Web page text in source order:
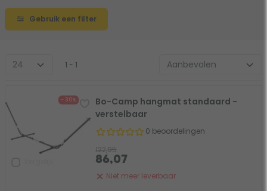
Gebruik een filter
1 - 1
- 30%
Bo-Camp hangmat standaard -
verstelbaar
0 beoordelingen
Niet meer leverbaar
122,95
86,07